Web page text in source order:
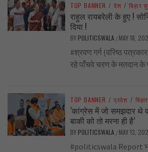
TOP BANNER / देश / बिहार
राहुल रायबरेली के हुए !
दिया !
BY POLITICSWALA / MAY 18,
#श्रवण गर्ग (वरिष्ठ
रहे पाँचवे चरण के मतदान के
TOP BANNER / प्रदेश /
‘कांग्रेस में जो समझदार थे
बाकी को तो मरना ही है’
BY POLITICSWALA / MAY 13,
#politicswala Report